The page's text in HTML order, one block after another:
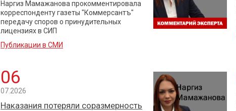
Наргиз Мамажанова прокомментировала
корреспонденту газеты "Коммерсантъ"
передачу споров о принудительных
лицензиях в СИП
Публикации в СМИ
06
07.2026
Наказания потеряли соразмерность